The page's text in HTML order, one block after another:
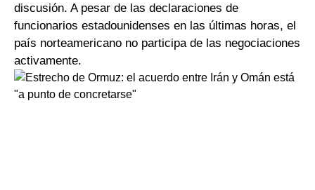
discusión. A pesar de las declaraciones de
funcionarios estadounidenses en las últimas horas, el
país norteamericano no participa de las negociaciones
activamente.